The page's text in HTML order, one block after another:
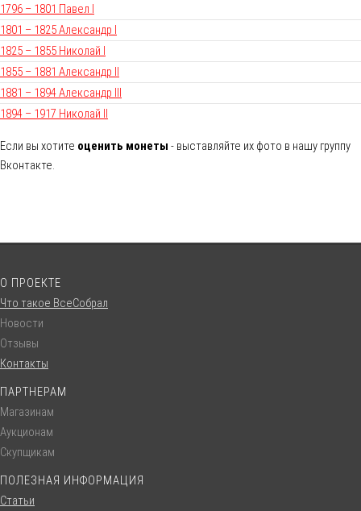
1796 – 1801 Павел I
1801 – 1825 Александр I
1825 – 1855 Николай I
1855 – 1881 Александр II
1881 – 1894 Александр III
1894 – 1917 Николай II
Если вы хотите оценить монеты - выставляйте их фото в нашу группу
Вконтакте.
О ПРОЕКТЕ
Что такое ВсеСобрал
Новости
Отзывы
Контакты
ПАРТНЕРАМ
Магазинам
Аукционам
Скупщикам
ПОЛЕЗНАЯ ИНФОРМАЦИЯ
Статьи